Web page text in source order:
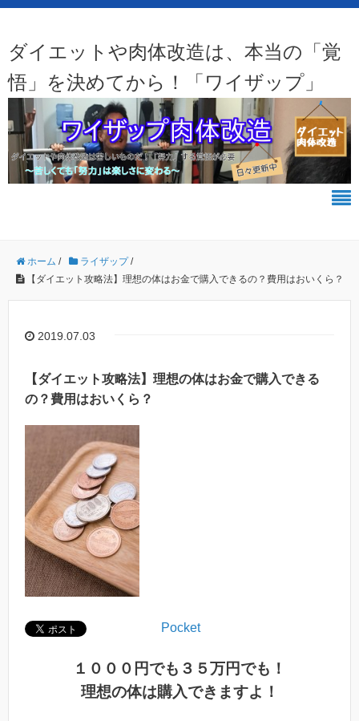
ダイエットや肉体改造は、本当の「覚
悟」を決めてから！「ワイザップ」
ホーム / ライザップ/
【ダイエット攻略法】理想の体はお金で購入できるの？費用はおいくら？
2019.07.03
【ダイエット攻略法】理想の体はお金で購入できる
の？費用はおいくら？
Pocket
１０００円でも３５万円でも！
理想の体は購入できますよ！